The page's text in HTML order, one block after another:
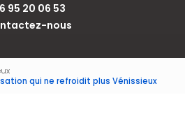
95 20 06 53
nous
qui ne refroidit plus Vénissieux